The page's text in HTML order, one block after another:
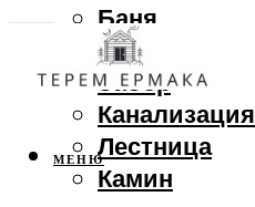
Баня
Веранда
Забор
Канализация
Лестница
Камин
МЕНЮ